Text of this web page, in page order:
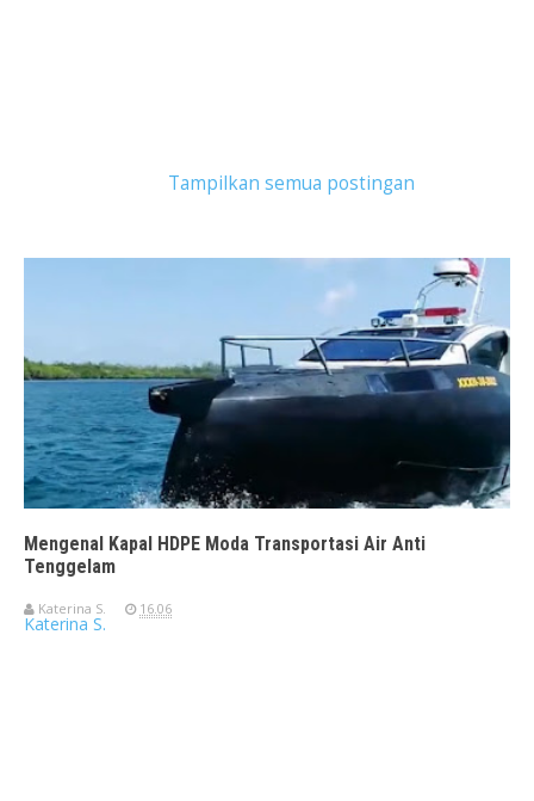
Tampilkan semua postingan
Mengenal Kapal HDPE Moda Transportasi Air Anti
Tenggelam
Katerina S. 16.06
Katerina S.